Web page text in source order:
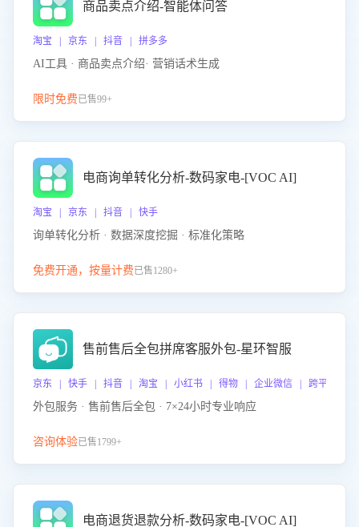
商品卖点介绍-智能体问答
淘宝 | 京东 | 抖音 | 拼多多
AI工具 · 商品卖点介绍· 营销话术生成
限时免费已售99+
电商询单转化分析-数码家电-[VOC AI]
淘宝 | 京东 | 抖音 | 快手
询单转化分析 · 数据深度挖掘 · 标准化策略
免费开通，按量计费已售1280+
售前售后全包拼席客服外包-星环智服
京东 | 快手 | 抖音 | 淘宝 | 小红书 | 得物 | 企业微信 | 跨平台
外包服务 · 售前售后全包 · 7×24小时专业响应
咨询体验已售1799+
电商退货退款分析-数码家电-[VOC AI]